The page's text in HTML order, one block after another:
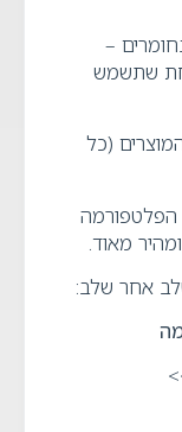
–
שתשמש
(כל
הפלטפורמה
מאוד.
אחר שלב: